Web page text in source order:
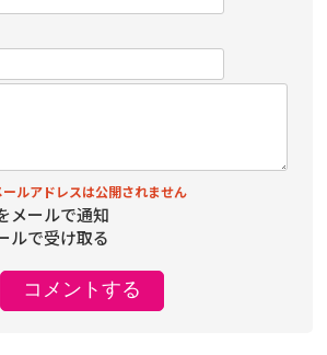
ルアドレスは公開されません
メールで通知
ルで受け取る